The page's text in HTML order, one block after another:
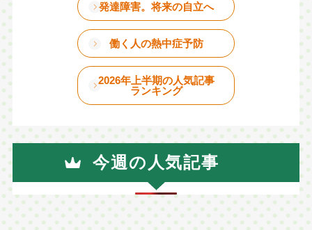
発達障害。将来の自立へ
働く人の熱中症予防
2026年上半期の人気記事
ランキング
今週の人気記事